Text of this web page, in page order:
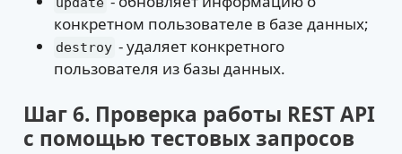
конкретном пользователе в базе данных;
destroy - удаляет конкретного
пользователя из базы данных.
Шаг 6. Проверка работы REST API
с помощью тестовых запросов